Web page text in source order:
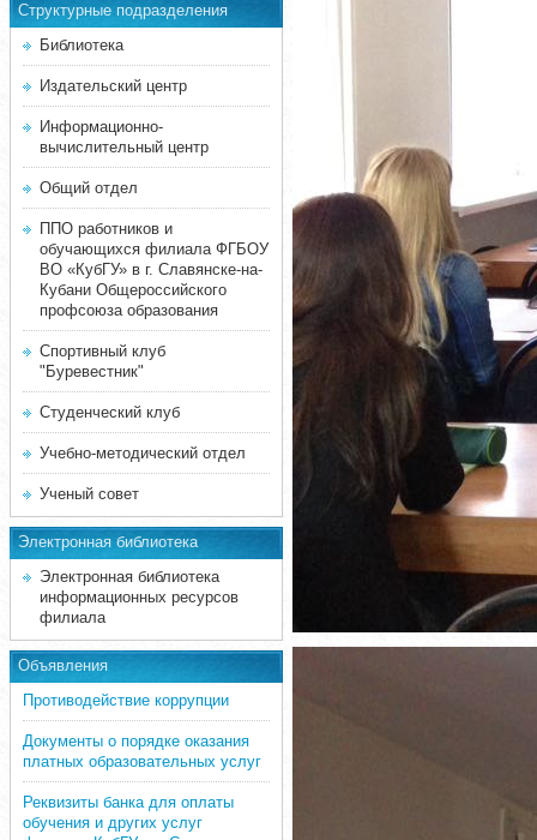
Структурные подразделения
Библиотека
Издательский центр
Информационно-
вычислительный центр
Общий отдел
ППО работников и
обучающихся филиала ФГБОУ
ВО «КубГУ» в г. Славянске-на-
Кубани Общероссийского
профсоюза образования
Спортивный клуб
"Буревестник"
Студенческий клуб
Учебно-методический отдел
Ученый совет
Электронная библиотека
Электронная библиотека
информационных ресурсов
филиала
Объявления
Противодействие коррупции
Документы о порядке оказания
платных образовательных услуг
Реквизиты банка для оплаты
обучения и других услуг